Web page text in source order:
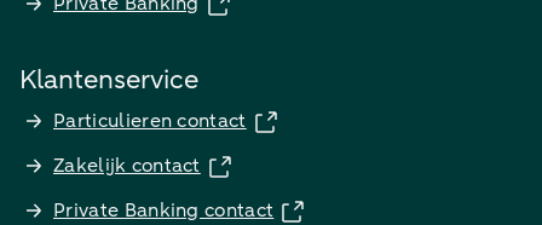
Klantenservice
Particulieren contact
Zakelijk contact
Private Banking contact